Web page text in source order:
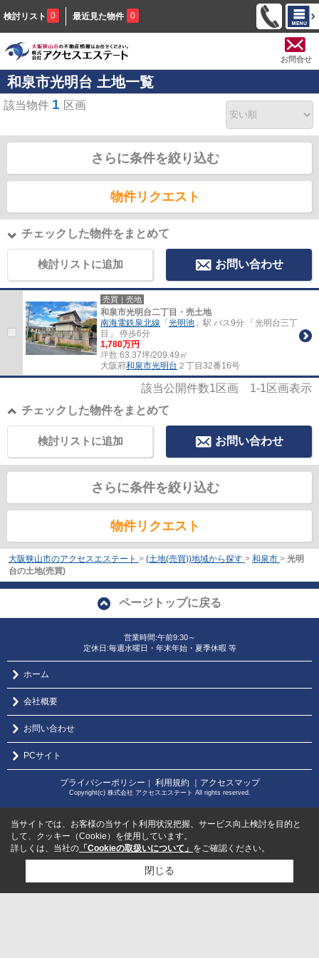
検討リスト 0 最近見た物件 0
お問合せ
和泉市光明台 土地一覧
該当物件 1 区画
さらに条件を絞り込む
物件リクエスト
チェックした物件をまとめて
検討リストに追加 お問い合わせ
売買｜売地
和泉市光明台二丁目・売土地
南海電鉄泉北線 「 光明池 」駅 バス9分 「光明台三丁
目」 停歩6分
1,780万円
坪数:63.37坪/209.49㎡
大阪府和泉市光明台 ２丁目32番16号
該当公開件数1区画 1-1区画表示
チェックした物件をまとめて
お問い合わせ
検討リストに追加
さらに条件を絞り込む
物件リクエスト
大阪狭山市のアクセスエステート > (土地(売買))地域から探す > 和泉市 > 光明
台の土地(売買)
ページトップに戻る
営業時間:午前9:30～
定休日:毎週水曜日・年末年始・夏季休暇 等
ホーム
会社概要
お問い合わせ
PCサイト
プライバシーポリシー ｜ 利用規約 ｜アクセスマップ
Copyright(c) 株式会社 アクセスエステート All rights reserved.
当サイトでは、お客様の当サイト利用状況把握、サービス向上検討を目的と
して、クッキー（Cookie）を使用しています。
詳しくは、当社の 「Cookieの取扱いについて」 をご確認ください。
閉じる